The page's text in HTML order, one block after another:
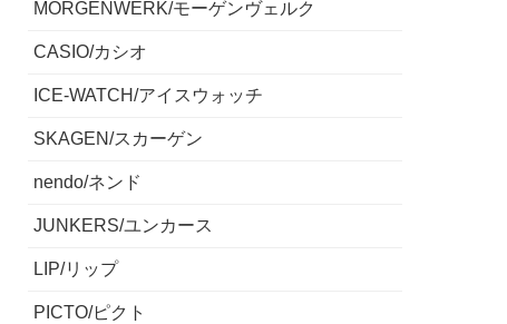
MORGENWERK/モーゲンヴェルク
CASIO/カシオ
ICE-WATCH/アイスウォッチ
SKAGEN/スカーゲン
nendo/ネンド
JUNKERS/ユンカース
LIP/リップ
PICTO/ピクト